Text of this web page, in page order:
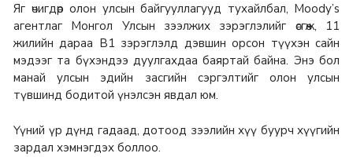
Яг өчигдөр олон улсын байгууллагууд тухайлбал, Мoody’s
агентлаг Монгол Улсын зээлжих зэрэглэлийг өсгөж, 11
жилийн дараа B1 зэрэглэлд дэвшин орсон түүхэн сайн
мэдээг та бүхэндээ дуулгахдаа баяртай байна. Энэ бол
манай улсын эдийн засгийн сэргэлтийг олон улсын
түвшинд бодитой үнэлсэн явдал юм.
Үүний үр дүнд гадаад, дотоод зээлийн хүү буурч хүүгийн
зардал хэмнэгдэх боллоо.